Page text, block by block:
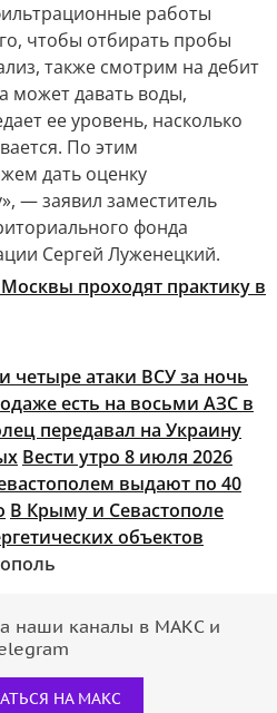
работы
чтобы отбирать пробы
также смотрим на дебит
может давать воды,
ее уровень, насколько
По этим
дать оценку
— заявил заместитель
фонда
Сергей Луженецкий.
четыре атаки ВСУ за ночь
есть на восьми АЗС в
передавал на Украину
Вести утро 8 июля 2026
выдают по 40
В Крыму и Севастополе
объектов
наши каналы в МАКС и
НА МАКС